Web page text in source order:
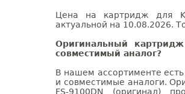
Цена на картридж для
актуальной на 10.08.2026.
Оригинальный
совместимый аналог?
В нашем ассортименте
и совместимые аналоги.
FS-9100DN (оригинал)